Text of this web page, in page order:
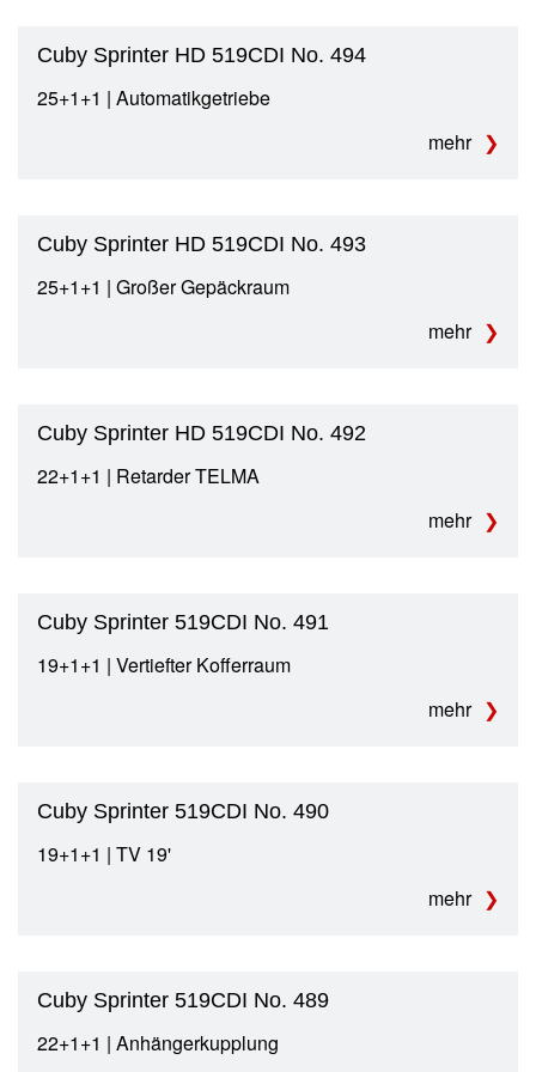
Cuby Sprinter HD 519CDI No. 494
25+1+1 | Automatikgetriebe
mehr
Cuby Sprinter HD 519CDI No. 493
25+1+1 | Großer Gepäckraum
mehr
Cuby Sprinter HD 519CDI No. 492
22+1+1 | Retarder TELMA
mehr
Cuby Sprinter 519CDI No. 491
19+1+1 | Vertiefter Kofferraum
mehr
Cuby Sprinter 519CDI No. 490
19+1+1 | TV 19'
mehr
Cuby Sprinter 519CDI No. 489
22+1+1 | Anhängerkupplung